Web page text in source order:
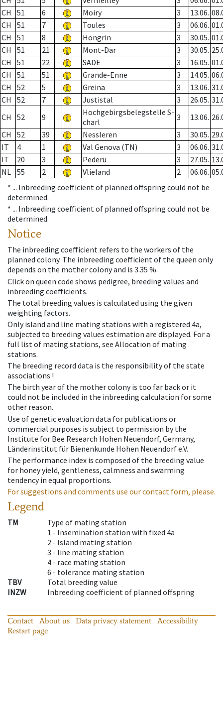
CH
51 6 Moiry 3 13.06.
CH
51 7 Toules 3 06.06.
CH
51 8 Hongrin 3 30.05.
CH
51 21 Mont-Dar 3 30.05.
CH
51 22 SADE 3 16.05.
CH
51 51 Grande-Enne 3 14.05.
CH
52 5 Greina 3 13.06.
CH
52 7 Justistal 3 26.05.
CH
52 9
Hochgebirgsbelegstelle S-
charl
3 13.06.
CH
52 39 Nessleren 3 30.05.
IT
4 1 Val Genova (TN) 3 06.06.
IT
20 3 Pederü 3 27.05.
NL 55 2 Vlieland 2 06.06.
* ... Inbreeding coefficient of planned offspring could not be
determined.
* ... Inbreeding coefficient of planned offspring could not be
determined.
Notice
The inbreeding coefficient refers to the workers of the
planned colony. The inbreeding coefficient of the queen only
depends on the mother colony and is 3.35 %.
Click on queen code shows pedigree, breeding values and
inbreeding coefficients.
The total breeding values is calculated using the given
weighting factors.
Only island and line mating stations with a registered 4a,
subjected to breeding values estimation are displayed. For a
full list of mating stations, see Allocation of mating
stations.
The breeding record data is the responsibility of the state
associations !
The birth year of the mother colony is too far back or it
could not be included in the inbreeding calculation for some
other reason.
Use of genetic evaluation data for publications or
commercial purposes is subject to permission by the
Institute for Bee Research Hohen Neuendorf, Germany,
Länderinstitut für Bienenkunde Hohen Neuendorf e.V.
The performance index is composed of the breeding value
for honey yield, gentleness, calmness and swarming
tendency in equal proportions.
For suggestions and comments use our contact form, please.
Legend
TM
Type of mating station
1 - Insemination station with fixed 4a
2 - Island mating station
3 - line mating station
4 - race mating station
6 - tolerance mating station
TBV
Total breeding value
INZW
Inbreeding coefficient of planned offspring
Contact About us Data privacy statement
Accessibility
Restart page